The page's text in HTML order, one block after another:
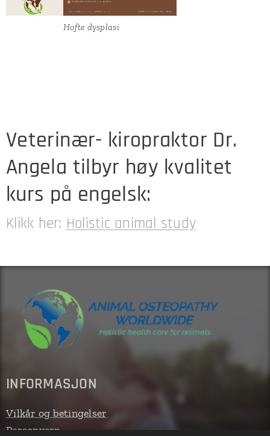
Hofte dysplasi
Veterinær- kiropraktor Dr.
Angela tilbyr høy kvalitet
kurs på engelsk:
Klikk her: Holistic animal study
INFORMASJON
Vilkår og betingelser
Personvern